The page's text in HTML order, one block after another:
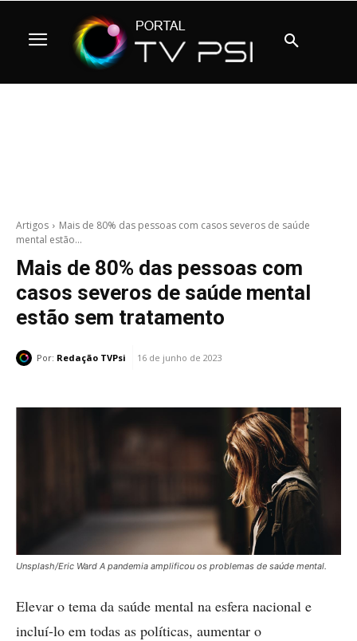
Artigos
Mais de 80% das pessoas com casos severos de saúde
mental estão...
Mais de 80% das pessoas com
casos severos de saúde mental
estão sem tratamento
Por: Redação TVPsi 16 de junho de 2023
Unsplash/Eric Ward A pandemia amplificou os problemas de saúde mental.
Elevar o tema da saúde mental na esfera nacional e
incluí-lo em todas as políticas, aumentar o